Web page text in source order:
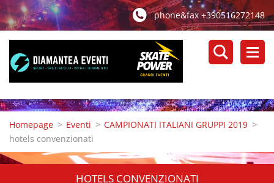
phone&fax +390516272148
Homepage > Eventi > CAMPIONATI ITALIANI GRUPPI 2019 >
hotels convenzionati
HOTELS CONVENZIONATI